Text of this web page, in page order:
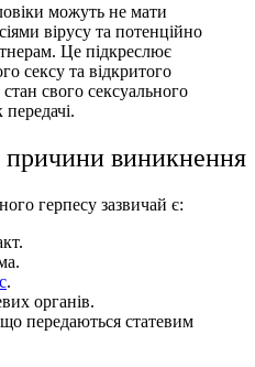
можуть не мати
вірусу та потенційно
Це підкреслює
сексу та відкритого
свого сексуального
причини виникнення
герпесу зазвичай є:
.
органів.
передаються статевим